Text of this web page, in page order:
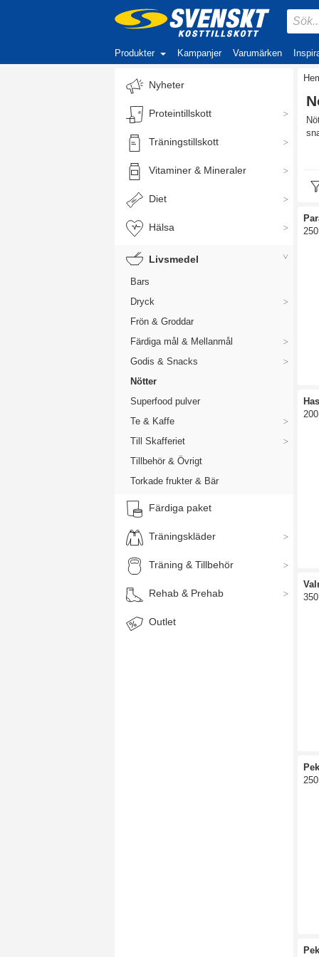
Produkter Kampanjer Varumärken
Nyheter
Proteintillskott
Träningstillskott
Vitaminer & Mineraler
Diet
Hälsa
Livsmedel
Bars
Dryck
Frön & Groddar
Färdiga mål & Mellanmål
Godis & Snacks
Nötter
Superfood pulver
Te & Kaffe
Till Skafferiet
Tillbehör & Övrigt
Torkade frukter & Bär
Färdiga paket
Träningskläder
Träning & Tillbehör
Rehab & Prehab
Outlet